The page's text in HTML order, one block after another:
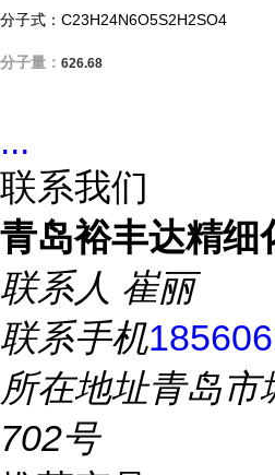
分子式：C23H24N6O5S2H2SO4
分子量： 626.68
...
联系我们
青岛裕丰达精细
联系人 崔丽
联系手机
所在地址青岛市
702号